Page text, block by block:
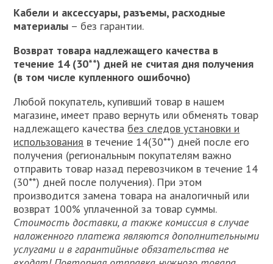
Кабели и аксессуары, разъемы, расходные
материалы – без гарантии.
Возврат товара надлежащего качества в
течение 14 (30**) дней не считая дня получения
(в том числе купленного ошибочно)
Любой покупатель, купивший товар в нашем
магазине, имеет право вернуть или обменять товар
надлежащего качества без следов установки и
использования в течение 14(30**) дней после его
получения (региональным покупателям важно
отправить товар назад перевозчиком в течение 14
(30**) дней после получения). При этом
производится замена товара на аналогичный или
возврат 100% уплаченной за товар суммы.
Стоимость доставки, а также комиссия в случае
наложенного платежа являются дополнительными
услугами и в гарантийные обязательства не